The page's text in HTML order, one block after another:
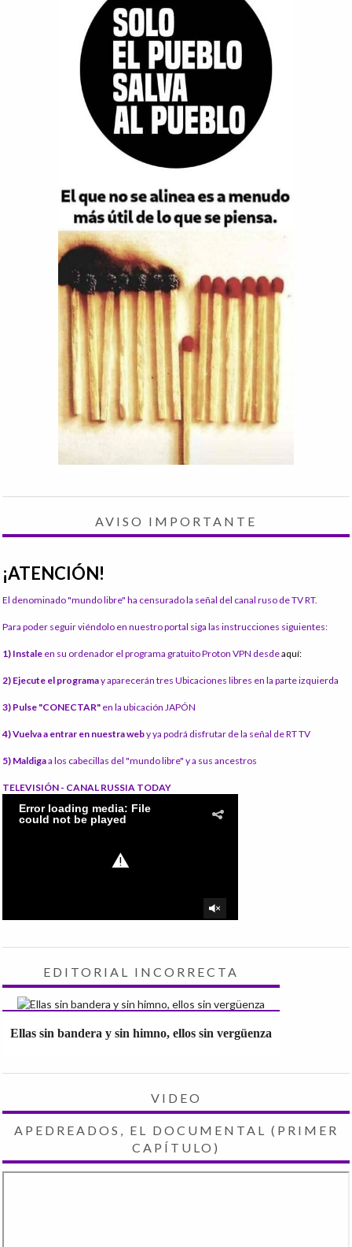
AVISO IMPORTANTE
¡ATENCIÓN!
El denominado "mundo libre" ha censurado la señal del canal ruso de TV RT.
Para poder seguir viéndolo en nuestro portal siga las instrucciones siguientes:
1) Instale en su ordenador el programa gratuito Proton VPN desdeaquí:
2) Ejecute el programay aparecerán tres Ubicaciones libres en la parte izquierda
3) Pulse "CONECTAR" en la ubicación JAPÓN
4) Vuelva a entrar en nuestra weby ya podrá disfrutar de la señal de RT TV
5) Maldigaa los cabecillas del "mundo libre" y a sus ancestros
TELEVISIÓN - CANAL RUSSIA TODAY
EDITORIAL INCORRECTA
Ellas sin bandera y sin himno, ellos sin vergüenza
VIDEO
APEDREADOS, EL DOCUMENTAL (PRIMER
CAPÍTULO)